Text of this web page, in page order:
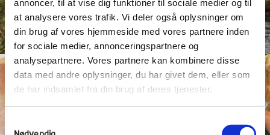
annoncer, til at vise dig funktioner til sociale medier og til
at analysere vores trafik. Vi deler også oplysninger om
din brug af vores hjemmeside med vores partnere inden
for sociale medier, annonceringspartnere og
analysepartnere. Vores partnere kan kombinere disse
data med andre oplysninger, du har givet dem, eller som
de har indsamlet fra din brug af deres tjenester.